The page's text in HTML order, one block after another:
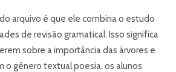
arquivo é que ele combina o estudo
de revisão gramatical. Isso significa
sobre a importância das árvores e
o gênero textual poesia, os alunos